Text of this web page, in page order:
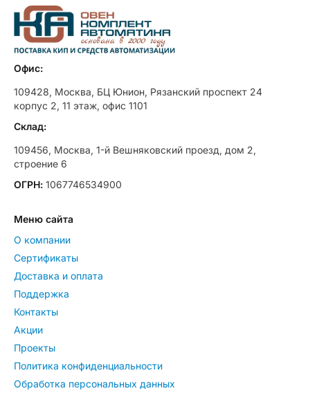
Офис:
109428, Москва, БЦ Юнион, Рязанский проспект 24
корпус 2, 11 этаж, офис 1101
Склад:
109456, Москва, 1-й Вешняковский проезд, дом 2,
строение 6
ОГРН: 1067746534900
Меню сайта
О компании
Сертификаты
Доставка и оплата
Поддержка
Контакты
Акции
Проекты
Политика конфиденциальности
Обработка персональных данных